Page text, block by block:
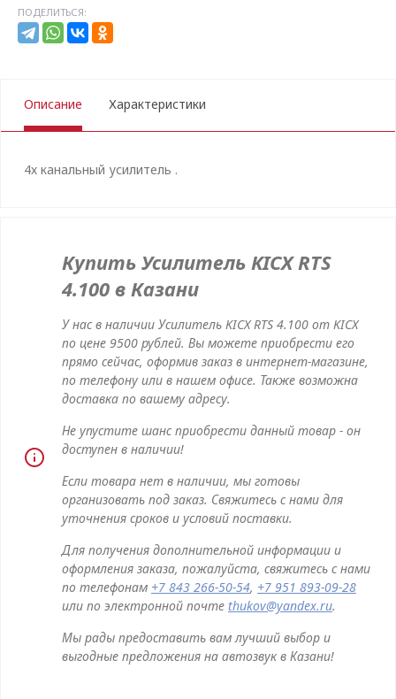
ПОДЕЛИТЬСЯ:
Описание Характеристики
4х канальный усилитель .
Купить Усилитель KICX RTS
4.100 в Казани
У нас в наличии Усилитель KICX RTS 4.100 от KICX
по цене 9500 рублей. Вы можете приобрести его
прямо сейчас, оформив заказ в интернет-магазине,
по телефону или в нашем офисе. Также возможна
доставка по вашему адресу.
Не упустите шанс приобрести данный товар - он
доступен в наличии!
Если товара нет в наличии, мы готовы
организовать под заказ. Свяжитесь с нами для
уточнения сроков и условий поставки.
Для получения дополнительной информации и
оформления заказа, пожалуйста, свяжитесь с нами
по телефонам +7 843 266-50-54, +7 951 893-09-28
или по электронной почте thukov@yandex.ru.
Мы рады предоставить вам лучший выбор и
выгодные предложения на автозвук в Казани!